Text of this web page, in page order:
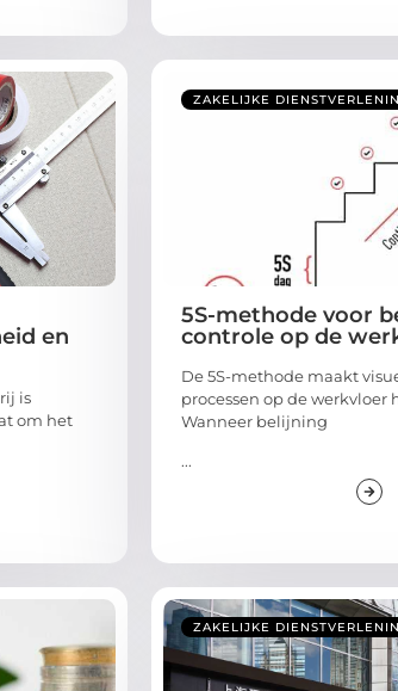
en
is
om het
ZAKELIJKE
5S-methode voor
controle op de
De 5S-methode maakt
processen op de werkvloer
Wanneer belijning
...
ZAKELIJKE